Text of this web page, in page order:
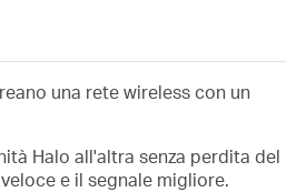
una rete wireless con un
Halo all'altra senza perdita del
e il segnale migliore.